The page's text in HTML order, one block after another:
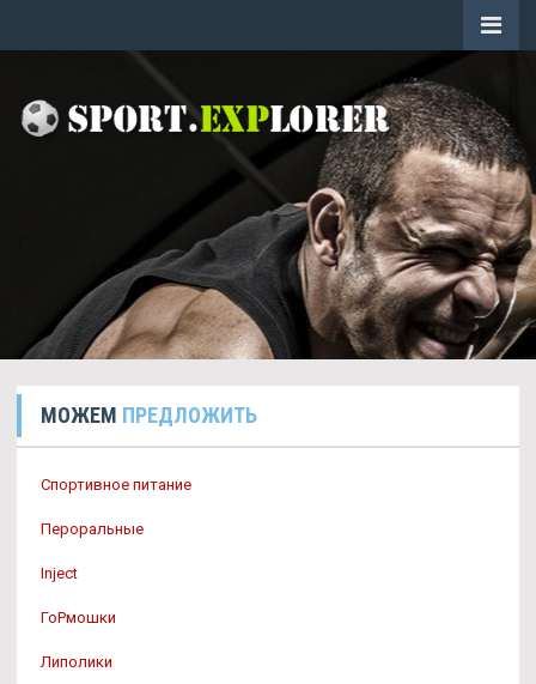
МОЖЕМ ПРЕДЛОЖИТЬ
Спортивное питание
Пероральные
Inject
ГоРмошки
Липолики